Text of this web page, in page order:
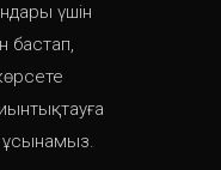
үшін
бастап,
ұсынамыз.